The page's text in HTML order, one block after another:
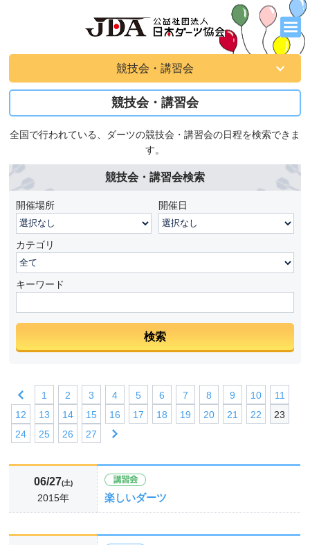
競技会・講習会
競技会・講習会
全国で行われている、ダーツの競技会・講習会の日程を検索できま
す。
競技会・講習会検索
開催場所 開催日
カテゴリ
キーワード
1 2 3 4 5 6 7 8 9 10
11
12
13 14 15 16 17 18 19 20 21 22
23
24
25 26 27
06/27(土)
2015年 楽しいダーツ